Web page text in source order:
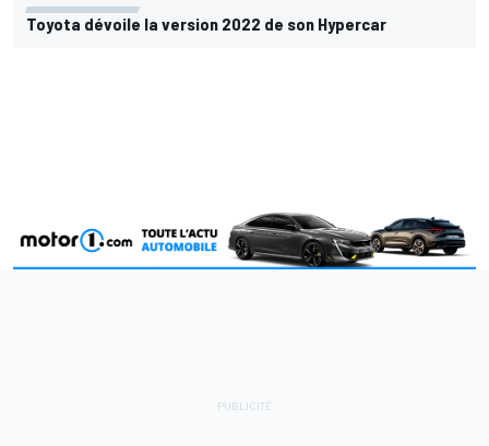
Toyota dévoile la version 2022 de son Hypercar